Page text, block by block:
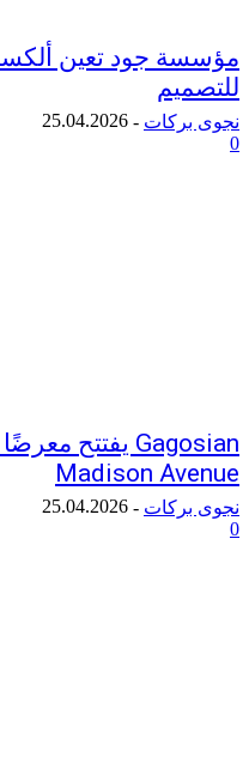
جود تعين ألكسندرا
-
25.04.2026
Madison
-
25.04.2026